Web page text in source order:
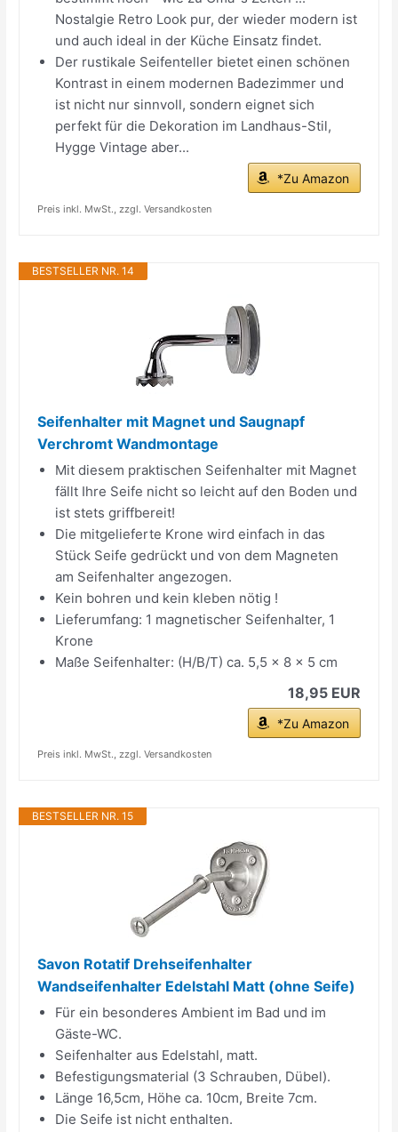
Nostalgie Retro Look pur, der wieder modern ist
und auch ideal in der Küche Einsatz findet.
Der rustikale Seifenteller bietet einen schönen
Kontrast in einem modernen Badezimmer und
ist nicht nur sinnvoll, sondern eignet sich
perfekt für die Dekoration im Landhaus-Stil,
Hygge Vintage aber...
*Zu Amazon
Preis inkl. MwSt., zzgl. Versandkosten
BESTSELLER NR. 14
Seifenhalter mit Magnet und Saugnapf
Verchromt Wandmontage
Mit diesem praktischen Seifenhalter mit Magnet
fällt Ihre Seife nicht so leicht auf den Boden und
ist stets griffbereit!
Die mitgelieferte Krone wird einfach in das
Stück Seife gedrückt und von dem Magneten
am Seifenhalter angezogen.
Kein bohren und kein kleben nötig !
Lieferumfang: 1 magnetischer Seifenhalter, 1
Krone
Maße Seifenhalter: (H/B/T) ca. 5,5 x 8 x 5 cm
18,95 EUR
*Zu Amazon
Preis inkl. MwSt., zzgl. Versandkosten
BESTSELLER NR. 15
Savon Rotatif Drehseifenhalter
Wandseifenhalter Edelstahl Matt (ohne Seife)
Für ein besonderes Ambient im Bad und im
Gäste-WC.
Seifenhalter aus Edelstahl, matt.
Befestigungsmaterial (3 Schrauben, Dübel).
Länge 16,5cm, Höhe ca. 10cm, Breite 7cm.
Die Seife ist nicht enthalten.